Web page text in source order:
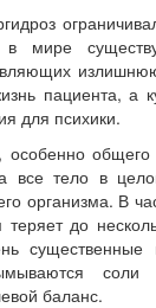
мире
пациента, а
для психики.
особенно общего
все тело в
организма. В
до
баланс.